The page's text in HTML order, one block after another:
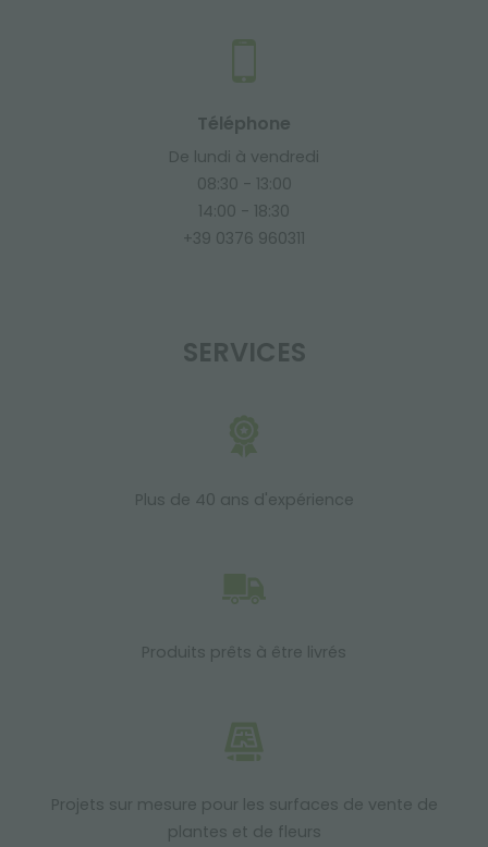
Téléphone
De lundi à vendredi
08:30 - 13:00
14:00 - 18:30
+39 0376 960311
SERVICES
Plus de 40 ans d'expérience
Produits prêts à être livrés
Projets sur mesure pour les surfaces de vente de
plantes et de fleurs